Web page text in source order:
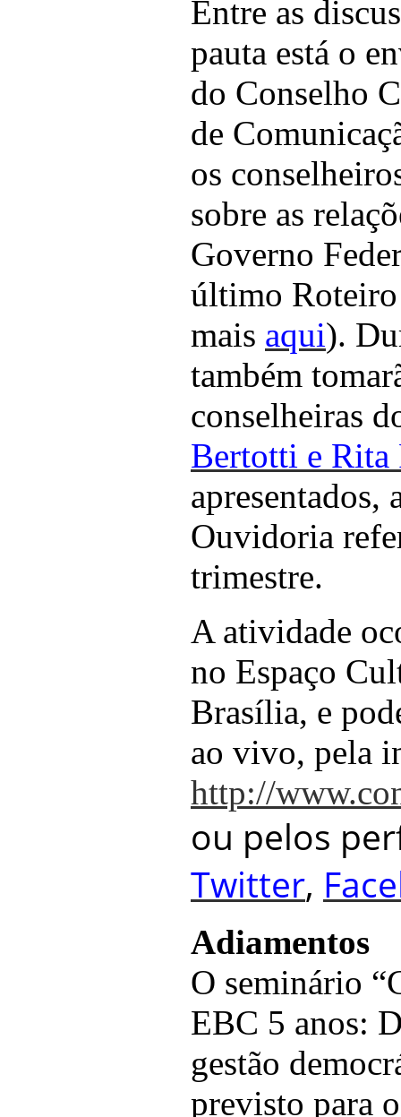
Entre as
pauta está o
do Conselho
de
os
sobre as
Governo
último Roteiro
mais aqui).
também
conselheiras
Bertotti e Rita
apresentados,
Ouvidoria
trimestre.
A atividade
no Espaço
Brasília, e
ao vivo, pela
http://
ou pelos
Twitter,
Adiamentos
O seminário
EBC 5 anos:
gestão
previsto para